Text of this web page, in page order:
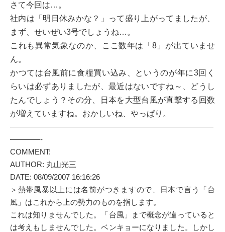
さて今回は…。
社内は「明日休みかな？」って盛り上がってましたが、
まず、せいぜい3号でしょうね…。
これも異常気象なのか、ここ数年は「8」が出ていませ
ん。
かつては台風前に食糧買い込み、というのが年に3回く
らいは必ずありましたが、最近はないですね～、どうし
たんでしょう？その分、日本を大型台風が直撃する回数
が増えていますね。おかしいね、やっぱり。
———————————————————————————
————-
COMMENT:
AUTHOR: 丸山光三
DATE: 08/09/2007 16:16:26
＞熱帯風暴以上には名前がつきますので、日本で言う「台
風」はこれから上の勢力のものを指します。
これは知りませんでした。「台風」まで概念が違っていると
は考えもしませんでした。ベンキョーになりました。しかし